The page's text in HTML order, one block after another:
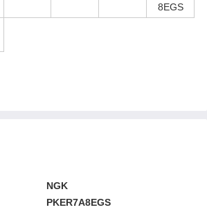
8EGS
NGK
PKER7A8EGS